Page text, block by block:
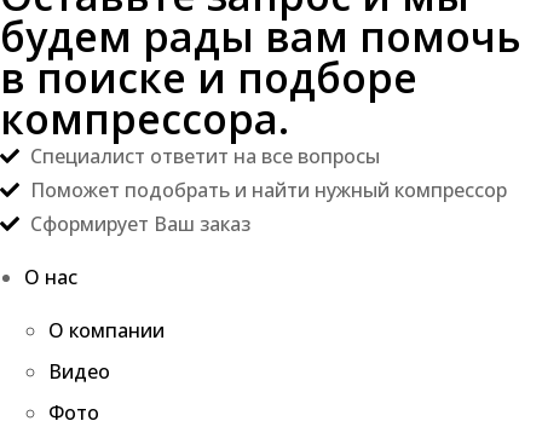
будем рады вам помочь
в поиске и подборе
компрессора.
Специалист ответит на все вопросы
Поможет подобрать и найти нужный компрессор
Сформирует Ваш заказ
О нас
О компании
Видео
Фото